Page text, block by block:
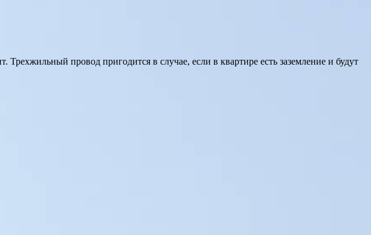
Трехжильный провод пригодится в случае, если в квартире есть заземление и будут